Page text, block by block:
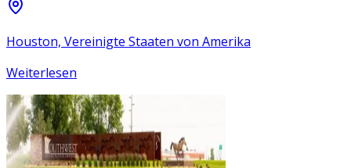
Houston, Vereinigte Staaten von Amerika
Weiterlesen